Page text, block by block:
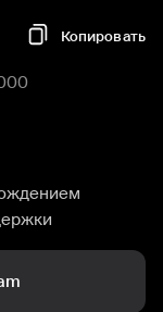
Копировать